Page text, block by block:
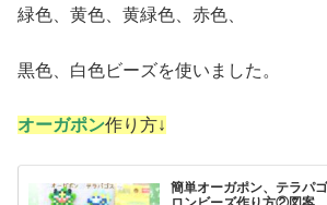
緑色、黄色、黄緑色、赤色、
黒色、白色ビーズを使いました。
オーガポン作り方↓
簡単オーガポン、テラパ